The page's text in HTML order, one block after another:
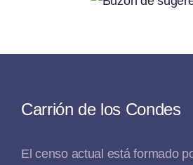
Carrión de los Condes
El censo actual está formado